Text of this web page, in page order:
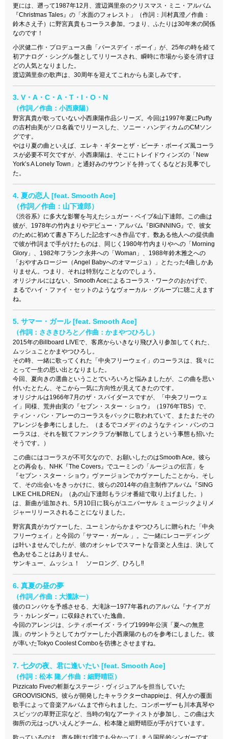
更には、遡って1987年12月、渡辺満里奈のクリスマス・ミニ・アルバム
『Christmas Tales』の「水面のフォレスト」（作詞：川村真澄／作曲：
鈴木さえ子）に野宮真貴もコーラス参加。つまり、ふたりは30年来の関係
なのです！
小沢健二作・プロデュース曲「バースデイ・ボーイ」が、25年の時を経て
初アナログ・シングル盤としてリリースされ、 瞬時に市場から姿を消すほ
どの人気となりました。
渡辺満里奈の歌声は、30周年を迎えてこれからも楽しみです。
3. V・A・C・A・T・I・O・N
（作詞／作曲：小西康陽）
野宮真貴が歌っていない小西康陽作品シリーズ。今回は1997年夏にPuffy
の吉村由美がソロ名義でリリースした、ソニー・ハンディカムのCMソン
グです。
やはり夏の曲といえば、エレキ・ギターとザ・ビーチ・ボーイズ風コーラ
スが必要不可欠ですが、小西康陽は、そこにトレイドウィンズの「New
York’s A Lonely Town」と通好みのサウンドを持ってくるなどお見事でし
た。
4. 夏の恋人 [feat. Smooth Ace]
（作詞／作曲：山下達郎）
《渋谷系》に多大な影響を与えたシュガー・ベイブ&山下達郎。この曲は
彼が、1978年の竹内まりやデビュー・アルバム『BIGINNING』で、彼女
のために初めて書き下ろした記念すべき作品です。数ある他人への提供曲
で彼が作詞まで手がけたものは、同じく1980年竹内まりやへの「Morning
Glory」、1982年フランク永井への「Woman」、1988年鈴木雅之への
「おやすみロージー（Angel Babyへのオマージュ）」とたった4曲しかあ
りません。つまり、それは特別なことなのでしょう。
オリジナルにはない、Smooth Aceによるコーラス・ワークのおかげで、
まるでハイ・ファイ・セットのようなヴォーカル・グループに聴こえます
ね。
5. サマー・ガール [feat. Smooth Ace]
（作詞：ささきひろと／作曲：かまやつひろし）
2015年のBillboard LIVEで、客席からいきなり飛び入り参加してくれた、
ムッシュことかまやつひろし。
その時、一緒に歌ってくれた「中央フリーウェイ」のコーラスは、我々に
とって一生の思い出となりました。
今回、夏向きの選曲ということでいろいろと悩みましたが、この曲を思い
付いたとたん、そこから一気に方向性が見えてきたのです。
オリジナルは1966年7月のザ・スパイダースですが、「中央フリーウェ
イ」同様、荒井由実の『セブン・スター・ショウ』（1976年TBS）で、
ティン・パン・アレーのコーラスをバックに歌われていて、またまたその
アレンジを参考にしました。（まるでコメディのようなティン・パンのコ
ーラスは、それを観てファンクラブが解散してしまうという事態も招いた
そうです。）
この曲にはコーラスが不可欠なので、お願いしたのはSmooth Ace。彼ら
との再会も、NHK『The Covers』でユーミンの「ルージュの伝言」を
『セブン・スター・ショウ』ヴァージョンでカヴァーしたことから。そし
て、その出会いをきっかけに、彼らの2014年の自主制作アルバム『SING
LIKE CHILDREN』（あの山下達郎もラジオ番組で取り上げました。）
は、新曲が追加され、5月10日に我らがユニバーサル ミュージックよりメ
ジャーリリースされることになりました。
野宮真貴がカヴァーした、ユーミンからかまやつひろしに贈られた「中央
フリーウェイ」と今回の「サマー・ガール 」。ご一緒にレコーディング
は叶いませんでしたが、彼のオシャレでスマートな音楽と人生は、決して
色あせることはありません。
サンキュー、ムッシュ！ ソーロング、ひろし‼︎
6. 真夏の昼の夢
（作詞／作曲：大瀧詠一）
後のロンバケを予感させる、大滝詠一1977年暮れのアルバム『ナイアガ
ラ・カレンダー』に収録されていた逸曲。
今回のアレンジは、シティボーイズ・ライブ1999年公演「夏への無意
識」のサントラとしてカヴァーした小西康陽のものを参考にしました。彼
が率いたTokyo Coolest Comboを彷彿とさせますね。
7. 七夕の夜、君に逢いたい [feat. Smooth Ace]
（作詞：松本 隆／作曲：細野晴臣）
Pizzicato Fiveの斬新なステージ・ヴィジュアルを担当していた
GROOVISIONS。彼らが開発したキャラクターchappieは、何人かの覆面
歌手によって音楽アルバムまで作られました。コンポーザーも川本真琴や
スピッツの草野正宗など、当時の旬なアーティストが参加し、この曲は大
御所の元はっぴいえんどチーム、松本隆と細野晴臣が手がけています。
歌っているのは、声を聴けば誰でも分かってしまう国民的シンガーです